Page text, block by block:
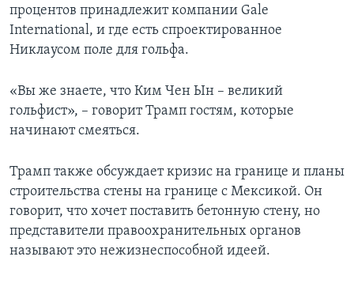
процентов принадлежит компании Gale
International, и где есть спроектированное
Никлаусом поле для гольфа.
«Вы же знаете, что Ким Чен Ын – великий
гольфист», – говорит Трамп гостям, которые
начинают смеяться.
Трамп также обсуждает кризис на границе и планы
строительства стены на границе с Мексикой. Он
говорит, что хочет поставить бетонную стену, но
представители правоохранительных органов
называют это нежизнеспособной идеей.